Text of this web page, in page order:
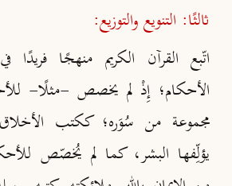
ثالثًا: التنويع والتوزيع:
اتّبع القرآن الكريم منهجًا
الأحكام؛ إِذْ لم يخصص -مثلًا-
مجموعة من سُوَره؛ ككتب الأخلاق
يؤلِّفها البشر، كما لم يُخصّص